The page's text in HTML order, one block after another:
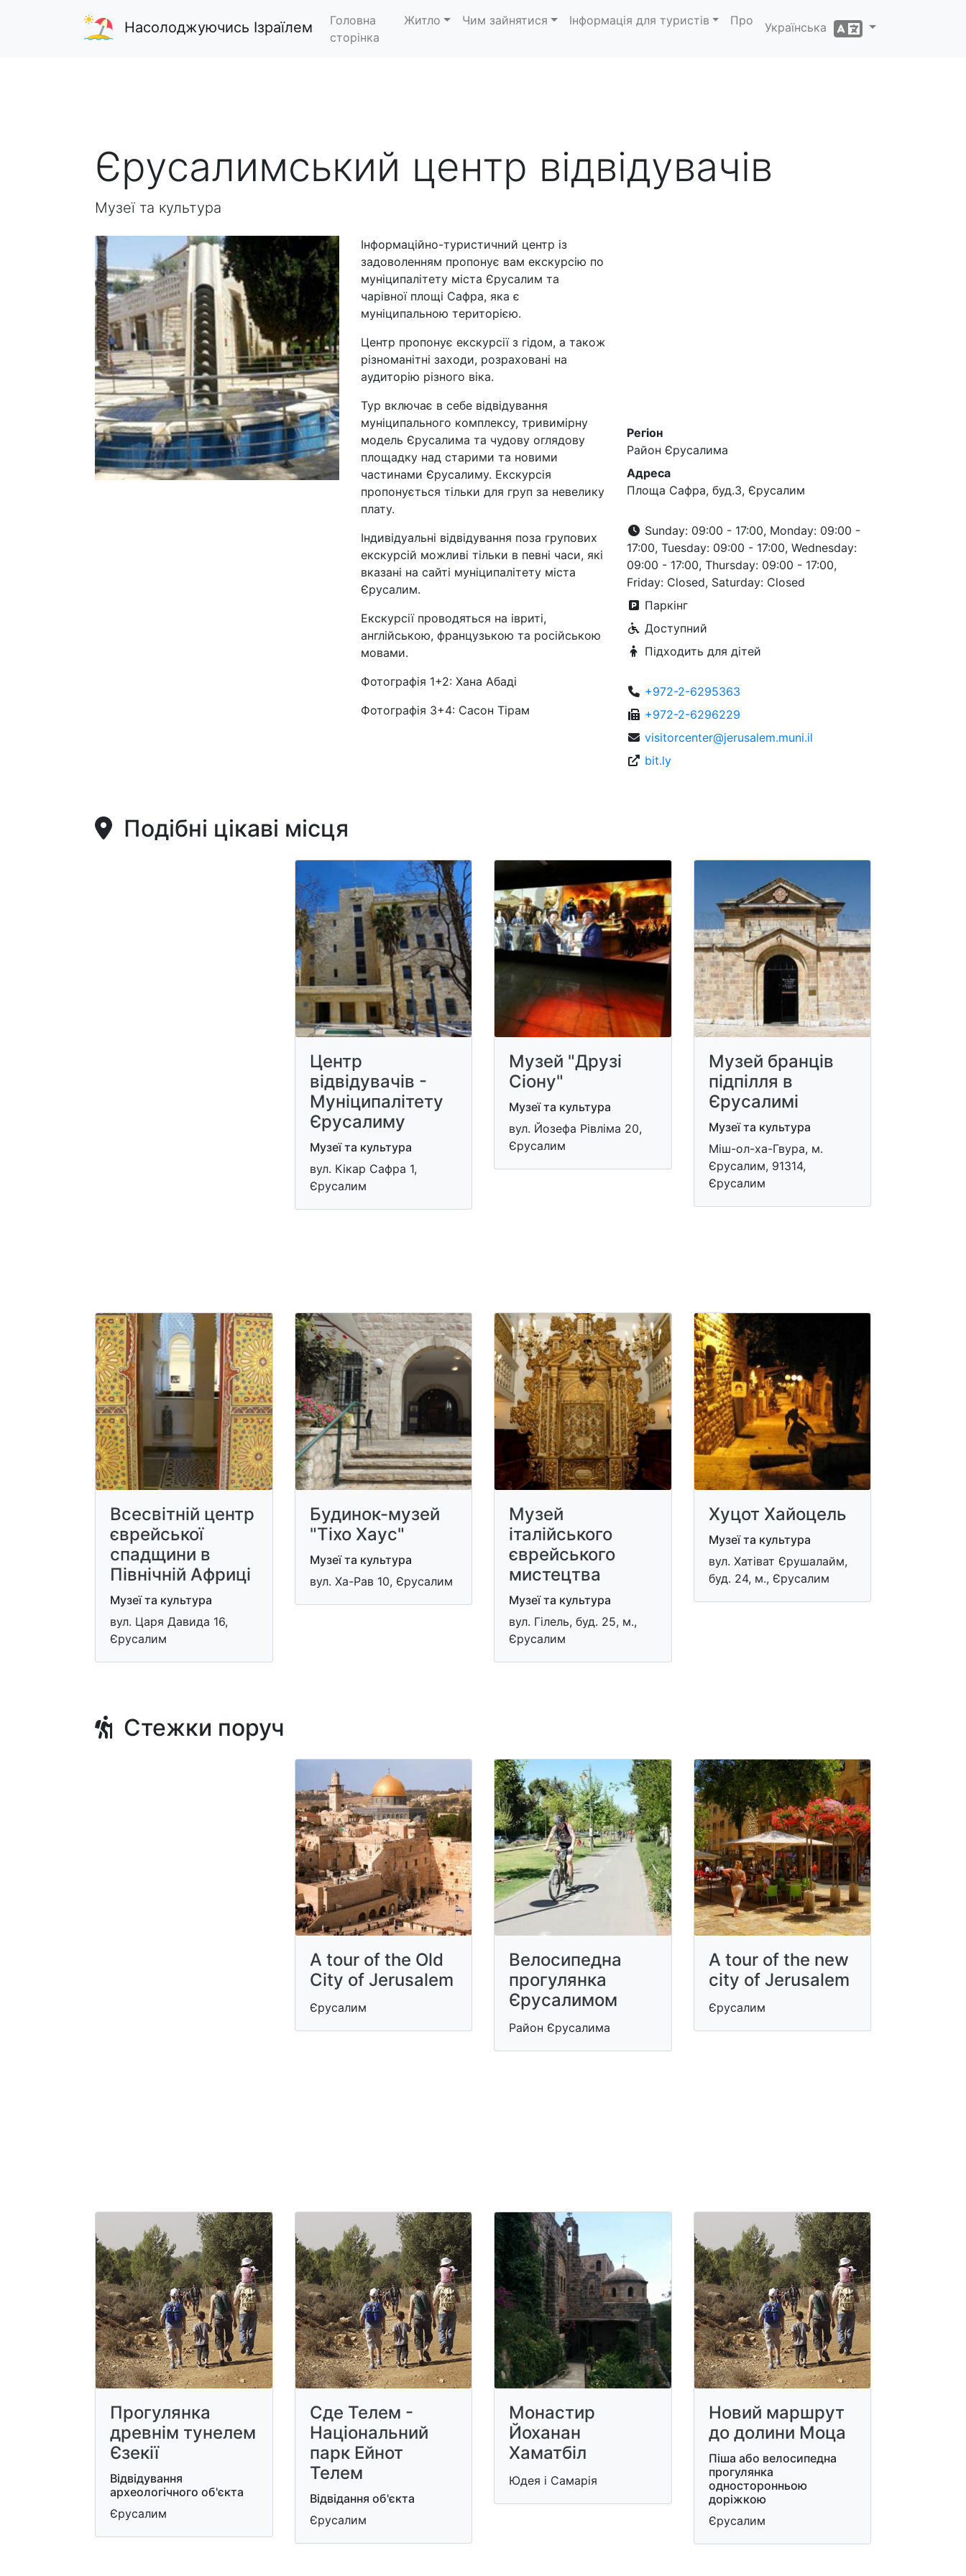
Насолоджуючись Ізраїлем
Головна
сторінка
Житло Чим зайнятися Інформація для туристів Про
Українська
Єрусалимський центр відвідувачів
Музеї та культура
Інформаційно-туристичний центр із
задоволенням пропонує вам екскурсію по
муніципалітету міста Єрусалим та
чарівної площі Сафра, яка є
муніципальною територією.
Центр пропонує екскурсії з гідом, а також
різноманітні заходи, розраховані на
аудиторію різного віка.
Тур включає в себе відвідування
муніципального комплексу, тривимірну
модель Єрусалима та чудову оглядову
площадку над старими та новими
частинами Єрусалиму. Екскурсія
пропонується тільки для груп за невелику
плату.
Індивідуальні відвідування поза групових
екскурсій можливі тільки в певні часи, які
вказані на сайті муніципалітету міста
Єрусалим.
Екскурсії проводяться на івриті,
англійською, французькою та російською
мовами.
Фотографія 1+2: Хана Абаді
Фотографія 3+4: Сасон Тірам
Регіон
Район Єрусалима
Адреса
Площа Сафра, буд.3, Єрусалим
Sunday: 09:00 - 17:00, Monday: 09:00 -
17:00, Tuesday: 09:00 - 17:00, Wednesday:
09:00 - 17:00, Thursday: 09:00 - 17:00,
Friday: Closed, Saturday: Closed
Паркінг
Доступний
Підходить для дітей
+972-2-6295363
+972-2-6296229
visitorcenter@jerusalem.muni.il
bit.ly
Подібні цікаві місця
Центр
відвідувачів -
Муніципалітету
Єрусалиму
Музеї та культура
вул. Кікар Сафра 1,
Єрусалим
Музей "Друзі
Сіону"
Музеї та культура
вул. Йозефа Рівліма 20,
Єрусалим
Музей бранців
підпілля в
Єрусалимі
Музеї та культура
Міш-ол-ха-Гвура, м.
Єрусалим, 91314,
Єрусалим
Всесвітній центр
єврейської
спадщини в
Північній Африці
Музеї та культура
вул. Царя Давида 16,
Єрусалим
Будинок-музей
"Тіхо Хаус"
Музеї та культура
вул. Ха-Рав 10, Єрусалим
Музей
італійського
єврейського
мистецтва
Музеї та культура
вул. Гілель, буд. 25, м.,
Єрусалим
Хуцот Хайоцель
Музеї та культура
вул. Хатіват Єрушалайм,
буд. 24, м., Єрусалим
Стежки поруч
A tour of the Old
City of Jerusalem
Єрусалим
Велосипедна
прогулянка
Єрусалимом
Район Єрусалима
A tour of the new
city of Jerusalem
Єрусалим
Прогулянка
древнім тунелем
Єзекії
Відвідування
археологічного об'єкта
Єрусалим
Сде Телем -
Національний
парк Ейнот
Телем
Відвідання об'єкта
Єрусалим
Монастир
Йоханан
Хаматбіл
Юдея і Самарія
Новий маршрут
до долини Моца
Піша або велосипедна
прогулянка
односторонньою
доріжкою
Єрусалим